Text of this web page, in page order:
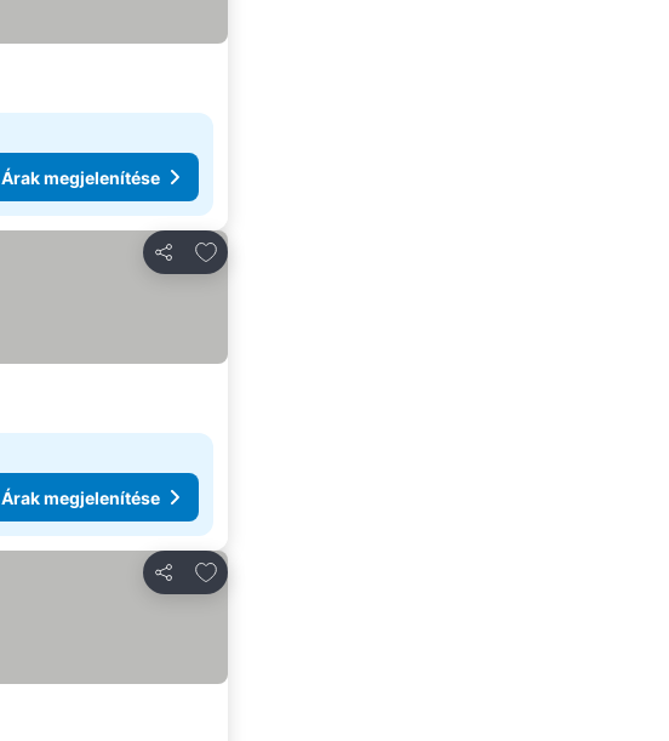
Árak megjelenítése
Megosztás
Hozzáadás a kedvencekhez
Árak megjelenítése
Megosztás
Hozzáadás a kedvencekhez